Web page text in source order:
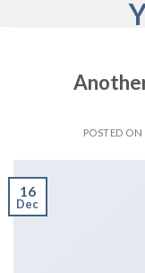
POSTED ON
16
Dec